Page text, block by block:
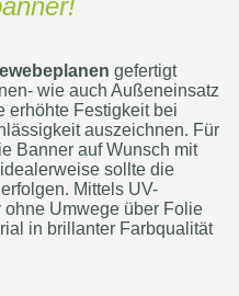
gefertigt
wie auch Außeneinsatz
erhöhte Festigkeit bei
auszeichnen. Für
Banner auf Wunsch mit
sollte die
erfolgen. Mittels UV-
ohne Umwege über Folie
in brillanter Farbqualität